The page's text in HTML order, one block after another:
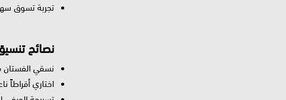
تجربة تسوق
نصائح
نسقي الفستان
اختاري أقراطاً